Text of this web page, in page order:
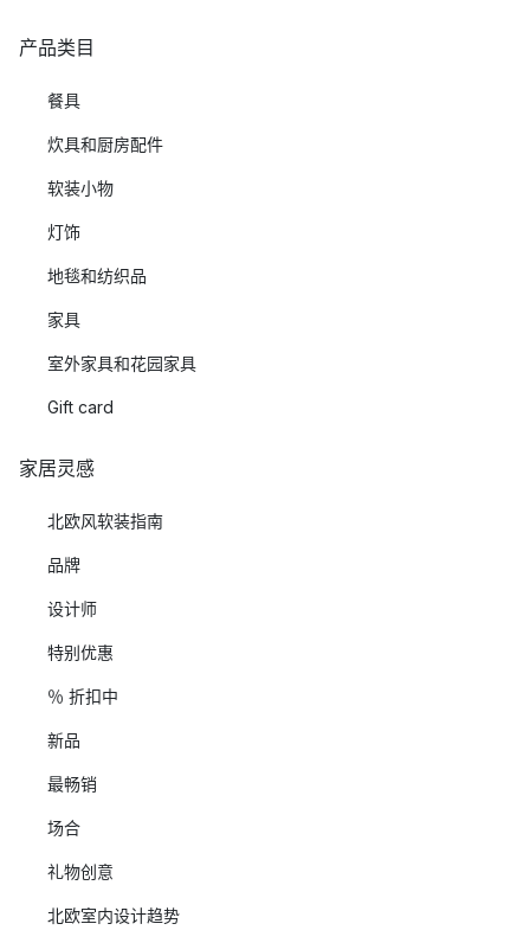
产品类目
餐具
炊具和厨房配件
软装小物
灯饰
地毯和纺织品
家具
室外家具和花园家具
Gift card
家居灵感
北欧风软装指南
品牌
设计师
特别优惠
％ 折扣中
新品
最畅销
场合
礼物创意
北欧室内设计趋势